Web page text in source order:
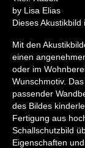
by Lisa Elias
Dieses
Mit den
einen
oder im
Wunschmotiv.
passender
des Bildes
Fertigung aus
Schallschutzbild
Eigenschaften